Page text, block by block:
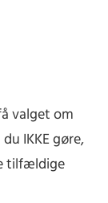
valget om
IKKE gøre,
tilfældige